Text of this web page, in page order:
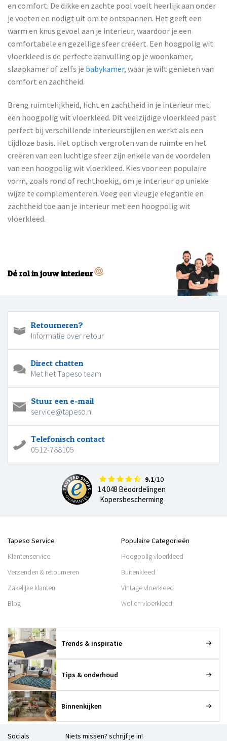
en comfort. De dikke en zachte pool voelt heerlijk aan onder
je voeten en nodigt uit om te ontspannen. Het geeft een
warm en knus gevoel aan je interieur, waardoor je een
comfortabele en gezellige sfeer creëert. Een hoogpolig wit
vloerkleed is de perfecte aanvulling op je woonkamer,
slaapkamer of zelfs je babykamer, waar je wilt genieten van
comfort en zachtheid.
Breng ruimtelijkheid, licht en zachtheid in je interieur met
een hoogpolig wit vloerkleed. Dit veelzijdige vloerkleed past
perfect bij verschillende interieurstijlen en werkt als een
tijdloze basis. Het optisch vergroten van de ruimte en het
creëren van een luchtige sfeer zijn enkele van de voordelen
van een hoogpolig wit vloerkleed. Kies voor een populaire
vorm, zoals rond of rechthoekig, om je interieur op unieke
wijze te complementeren. Voeg een vleugje elegantie en
zachtheid toe aan je interieur met een hoogpolig wit
vloerkleed.
Dé rol in jouw interieur
Retourneren?
Informatie over retour
Direct chatten
Met het Tapeso team
Stuur een e-mail
service@tapeso.nl
Telefonisch contact
0512-788105
9.1/10
14.048 Beoordelingen
Kopersbescherming
Tapeso Service
Klantenservice
Verzenden & retourneren
Zakelijke klanten
Blog
Populaire Categorieën
Hoogpolig vloerkleed
Buitenkleed
Vintage vloerkleed
Wollen vloerkleed
Trends & inspiratie
Tips & onderhoud
Binnenkijken
Socials Niets missen? schrijf je in!